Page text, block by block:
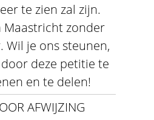
te zien zal zijn.
Maastricht zonder
Wil je ons steunen,
deze petitie te
en te delen!
AFWIJZING